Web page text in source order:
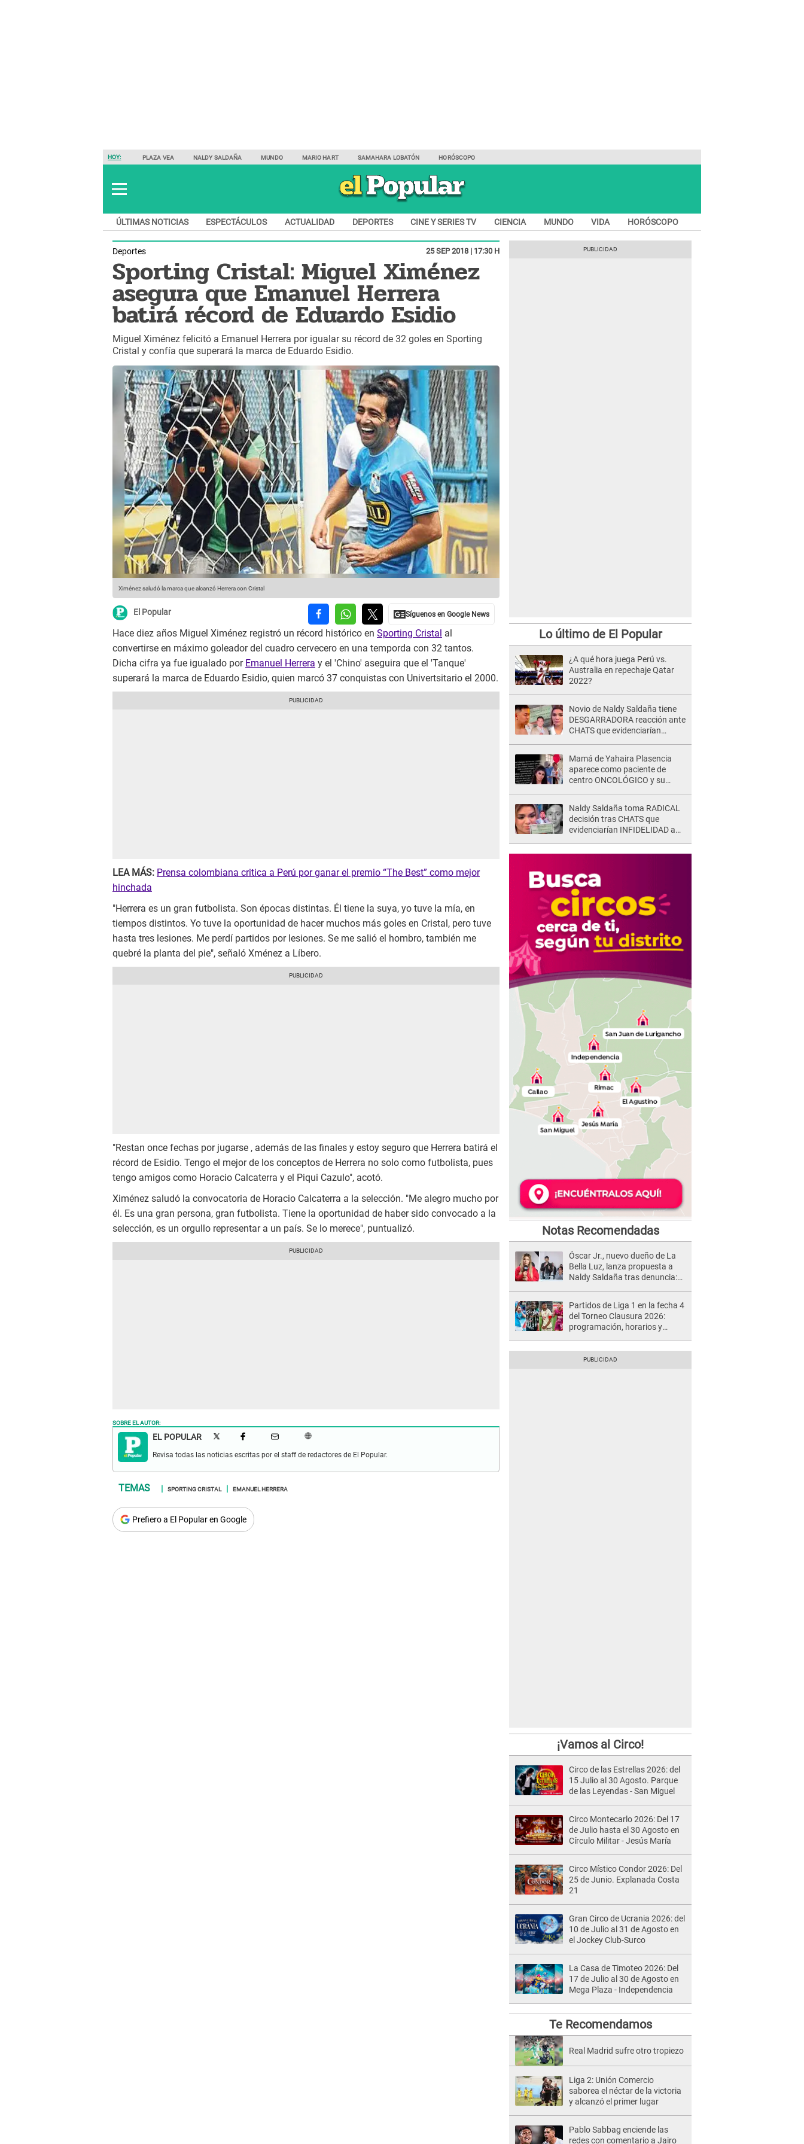
HOY: PLAZA VEA NALDY SALDAÑA MUNDO MARIO HART SAMAHARA LOBATÓN HORÓSCOPO
ÚLTIMAS NOTICIAS ESPECTÁCULOS ACTUALIDAD DEPORTES CINE Y SERIES TV CIENCIA MUNDO VIDA HORÓSCOPO
Deportes 25 SEP 2018 | 17:30 H
Sporting Cristal: Miguel Ximénez
asegura que Emanuel Herrera
batirá récord de Eduardo Esidio
Miguel Ximénez felicitó a Emanuel Herrera por igualar su récord de 32 goles en Sporting
Cristal y confía que superará la marca de Eduardo Esidio.
Ximénez saludó la marca que alcanzó Herrera con Cristal
El Popular
Hace diez años Miguel Ximénez registró un récord histórico en Sporting Cristal al
convertirse en máximo goleador del cuadro cervecero en una temporda con 32 tantos.
Dicha cifra ya fue igualado por Emanuel Herrera y el 'Chino' aseguira que el 'Tanque'
superará la marca de Eduardo Esidio, quien marcó 37 conquistas con Univertsitario el 2000.
LEA MÁS: Prensa colombiana critica a Perú por ganar el premio “The Best” como mejor
hinchada
"Herrera es un gran futbolista. Son épocas distintas. Él tiene la suya, yo tuve la mía, en
tiempos distintos. Yo tuve la oportunidad de hacer muchos más goles en Cristal, pero tuve
hasta tres lesiones. Me perdí partidos por lesiones. Se me salió el hombro, también me
quebré la planta del pie", señaló Xménez a Líbero.
"Restan once fechas por jugarse , además de las finales y estoy seguro que Herrera batirá el
récord de Esidio. Tengo el mejor de los conceptos de Herrera no solo como futbolista, pues
tengo amigos como Horacio Calcaterra y el Piqui Cazulo", acotó.
Ximénez saludó la convocatoria de Horacio Calcaterra a la selección. "Me alegro mucho por
él. Es una gran persona, gran futbolista. Tiene la oportunidad de haber sido convocado a la
selección, es un orgullo representar a un país. Se lo merece", puntualizó.
SOBRE EL AUTOR:
EL POPULAR
Revisa todas las noticias escritas por el staff de redactores de El Popular.
SPORTING CRISTAL EMANUEL HERRERA
Prefiero a El Popular en Google
Lo último de El Popular
¿A qué hora juega Perú vs.
Australia en repechaje Qatar
2022?
Novio de Naldy Saldaña tiene
DESGARRADORA reacción ante
CHATS que evidenciarían
Mamá de Yahaira Plasencia
aparece como paciente de
centro ONCOLÓGICO y su
Naldy Saldaña toma RADICAL
decisión tras CHATS que
evidenciarían INFIDELIDAD a
Notas Recomendadas
Óscar Jr., nuevo dueño de La
Bella Luz, lanza propuesta a
Naldy Saldaña tras denuncia:
Partidos de Liga 1 en la fecha 4
del Torneo Clausura 2026:
programación, horarios y
¡Vamos al Circo!
Circo de las Estrellas 2026: del
15 Julio al 30 Agosto. Parque
de las Leyendas - San Miguel
Circo Montecarlo 2026: Del 17
de Julio hasta el 30 Agosto en
Círculo Militar - Jesús María
Circo Místico Condor 2026: Del
25 de Junio. Explanada Costa
21
Gran Circo de Ucrania 2026: del
10 de Julio al 31 de Agosto en
el Jockey Club-Surco
La Casa de Timoteo 2026: Del
17 de Julio al 30 de Agosto en
Mega Plaza - Independencia
Te Recomendamos
Real Madrid sufre otro tropiezo
Liga 2: Unión Comercio
saborea el néctar de la victoria
y alcanzó el primer lugar
Pablo Sabbag enciende las
redes con comentario a Jairo